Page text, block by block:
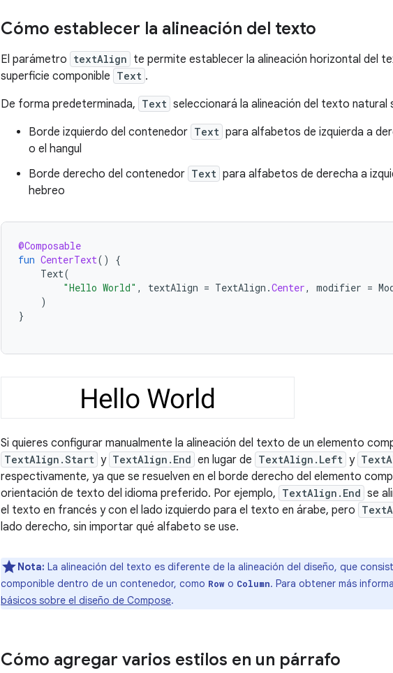
Cómo establecer la alineación del texto
El parámetro textAlign te permite establecer la alineación horizontal del
superficie componible Text .
De forma predeterminada, Text seleccionará la alineación del texto natural
Borde izquierdo del contenedor Text para alfabetos de izquierda a
o el hangul
Borde derecho del contenedor Text para alfabetos de derecha a
hebreo
@Composable
fun CenterText()
{
Text(
"Hello World" , textAlign = TextAlign .Center, modifier =
)
}
Si quieres configurar manualmente la alineación del texto de un elemento
TextAlign.Start y TextAlign.End en lugar de TextAlign.Left y
respectivamente, ya que se resuelven en el borde derecho del elemento
orientación de texto del idioma preferido. Por ejemplo, TextAlign.End se
el texto en francés y con el lado izquierdo para el texto en árabe, pero
lado derecho, sin importar qué alfabeto se use.
Nota: La alineación del texto es diferente de la alineación del diseño, que
componible dentro de un contenedor, como Row o Column. Para obtener más
básicos sobre el diseño de Compose.
Cómo agregar varios estilos en un párrafo